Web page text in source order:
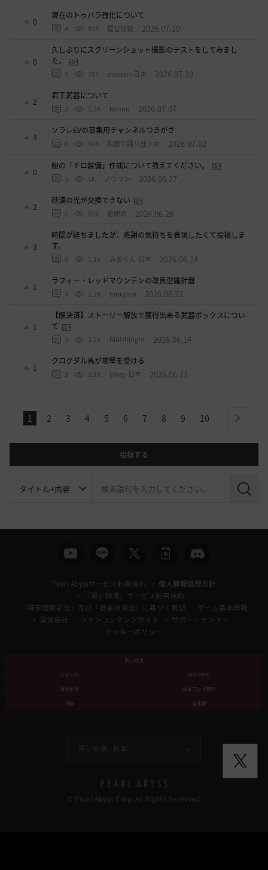
0
現在のトゥバラ強化について
4 933 福音使徒 2026.07.10
0
久しぶりにスクリーンショット撮影のテストをしてみまし
た。
0 757 shodori-日本 2026.07.10
2
君王武器について
2 1.2K Renon 2026.07.07
3
ソラレEVの募集用チャンネルつきがさ
0 923 無敵で踊り狂う女 2026.07.02
0
船の「チロ装備」作成について教えてください。
3 1K ノウワン 2026.06.27
2
砂漠の光が交換できない
0 928 倉庫の 2026.06.26
3
時間が経ちましたが、感謝の気持ちを表現したくて投稿しま
す。
0 1.1K みめぐん-日本 2026.06.24
1
ラフィー・レッドマウンテンの改良型羅針盤
4 1.2K tanupon 2026.06.22
1
【解決済】ストーリー解放で獲得出来る武器ボックスについ
て
2 2.2K RiAUltifight 2026.06.14
1
クログダル馬が攻撃を受ける
2 3.1K UKey-日本 2026.06.11
1 2 3 4 5 6 7 8 9 10 next
投稿する
検
Pearl Abyssサービス利用規約
個人情報処理方針
「黒い砂漠」サービス利用規約
「特定商取引法」及び「資金決済法」に基づく表記
ゲーム基本情報
運営会社
ファンコンテンツガイド
サポートセンター
クッキーポリシー
黒い砂漠
ジャンル
MMORPG
課金形態
基本プレイ無料
対象
全年齢
黒い砂漠 - 日本
© Pearl Abyss Corp. All Rights Reserved.